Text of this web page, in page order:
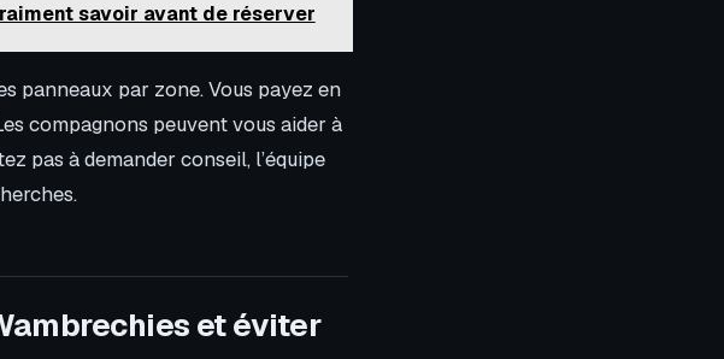
savoir avant de réserver
panneaux par zone. Vous payez en
compagnons peuvent vous aider à
pas à demander conseil, l’équipe
et éviter